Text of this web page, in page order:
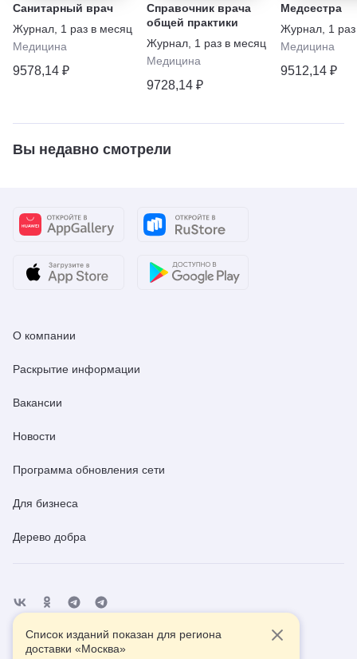
Санитарный врач
Журнал 1 раз в месяц
Медицина
9578,14 ₽
Справочник врача
общей практики
Журнал 1 раз в месяц
Медицина
9728,14 ₽
Медсестра
Журнал 1
Медицина
9512,14 ₽
Вы недавно смотрели
О компании
Раскрытие информации
Вакансии
Новости
Программа обновления сети
Для бизнеса
Дерево добра
Помощь Контакты
Список изданий показан для региона
доставки «Москва»